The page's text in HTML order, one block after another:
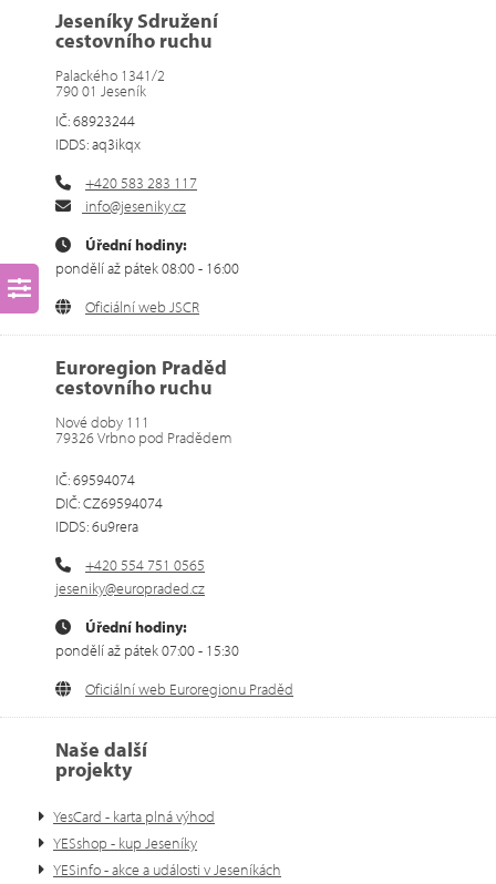
Jeseníky Sdružení
cestovního ruchu
Palackého 1341/2
790 01 Jeseník
IČ: 68923244
IDDS: aq3ikqx
+420 583 283 117
info@jeseniky.cz
Úřední hodiny:
pondělí až pátek 08:00 - 16:00
Oficiální web JSCR
Euroregion Praděd
cestovního ruchu
Nové doby 111
79326 Vrbno pod Pradědem
IČ: 69594074
DIČ: CZ69594074
IDDS: 6u9rera
+420 554 751 0565
jeseniky@europraded.cz
Úřední hodiny:
pondělí až pátek 07:00 - 15:30
Oficiální web Euroregionu Praděd
Naše další
projekty
YesCard - karta plná výhod
YESshop - kup Jeseníky
YESinfo - akce a události v Jeseníkách